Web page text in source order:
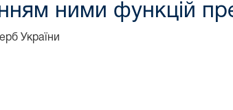
ними функцій